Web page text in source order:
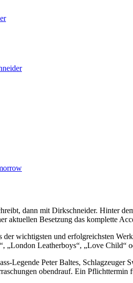
dann mit Dirkschneider. Hinter
aktuellen Besetzung das komplette
wichtigsten und erfolgreichsten
„London Leatherboys“, „Love Child“
Legende Peter Baltes,
obendrauf. Ein Pflichttermin